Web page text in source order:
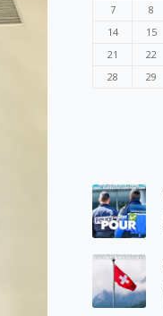
7
8
14
15
21
22
28
29